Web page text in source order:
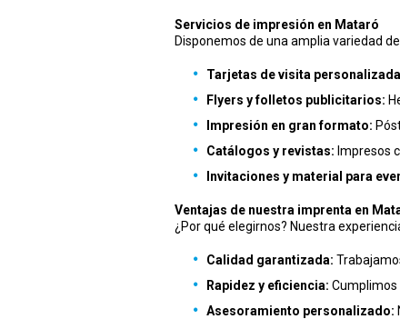
Servicios de impresión en Mataró
Disponemos de una amplia variedad
Tarjetas de visita
Flyers y folletos publicitarios:
Impresión en gran formato:
Catálogos y revistas: Impresos
Invitaciones y material para
Ventajas de nuestra imprenta en
¿Por qué elegirnos? Nuestra
Calidad garantizada:
Rapidez y eficiencia: Cumplimos
Asesoramiento personalizado: